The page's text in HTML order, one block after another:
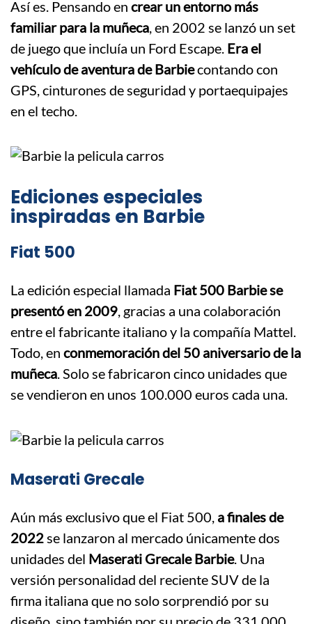
Así es. Pensando en crear un entorno más
familiar para la muñeca , en 2002 se lanzó un set
de juego que incluía un Ford Escape. Era el
vehículo de aventura de Barbiecontando con
GPS, cinturones de seguridad y portaequipajes
en el techo.
Ediciones especiales
inspiradas en Barbie
Fiat 500
La edición especial llamada Fiat 500 Barbie se
presentó en 2009, gracias a una colaboración
entre el fabricante italiano y la compañía Mattel.
Todo, en conmemoración del 50 aniversario de la
muñeca. Solo se fabricaron cinco unidades que
se vendieron en unos 100.000 euros cada una.
​Maserati Grecale
Aún más exclusivo que el Fiat 500, a finales de
2022 se lanzaron al mercado únicamente dos
unidades del Maserati Grecale Barbie. Una
versión personalidad del reciente SUV de la
firma italiana que no solo sorprendió por su